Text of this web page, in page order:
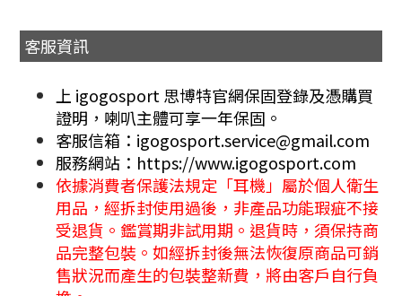
客服資訊
上 igogosport 思博特官網保固登錄及憑購買
證明，喇叭主體可享一年保固。
客服信箱：igogosport.service@gmail.com
服務網站：https://www.igogosport.com
依據消費者保護法規定「耳機」屬於個人衛生
用品，經拆封使用過後，非產品功能瑕疵不接
受退貨。鑑賞期非試用期。退貨時，須保持商
品完整包裝。如經拆封後無法恢復原商品可銷
售狀況而產生的包裝整新費，將由客戶自行負